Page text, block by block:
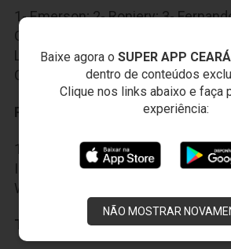
Baixe agora o SUPER APP
dentro de conteúdos
Clique nos links abaixo e faça
experiência:
NÃO MOSTRAR
1- Emerson; 2- Roniery; 3-
Gualberto; 30- João Lucas; 32-
Lucas; 28- Paulinho; 16- Raphael
Costa; 40- Alexandro
Reservas:
12- Marcão; 13- Crystian; 4- Gilvan;
Ilaílson; 18- Jhonnatan; 21- Bruno
Wanderson.
Técnico: Dado Cavalcanti